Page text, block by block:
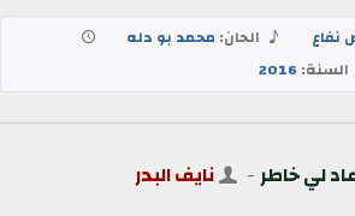
نفاع الحان: محمد بو دله
السنة:2016
لي خاطر- نايف البدر